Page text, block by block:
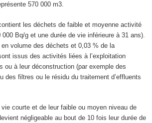
570 000 m3.
les déchets de faible et moyenne activité
Bq/g et une durée de vie inférieure à 31 ans).
volume des déchets et 0,03 % de la
issus des activités liées à l’exploitation
ou à leur déconstruction (par exemple des
des filtres ou le résidu du traitement d’effluents
courte et de leur faible ou moyen niveau de
négligeable au bout de 10 fois leur durée de